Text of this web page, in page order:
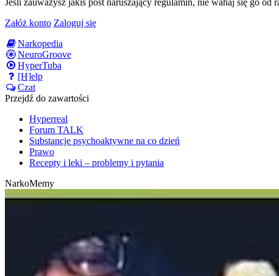
Jeśli zauważysz jakiś post naruszający regulamin, nie wahaj się go
Załóż konto Zaloguj się
Narkopedia
NeuroGroove
HyperTuba
[H]elp
Czat
Przejdź do zawartości
Hyperreal
Forum TALK
Substancje psychoaktywne na co dzień
Prawo
Recepty i leki – problemy i pytania
NarkoMemy